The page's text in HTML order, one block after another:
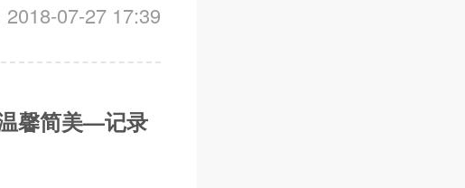
07-27 17:39
馨简美—记录